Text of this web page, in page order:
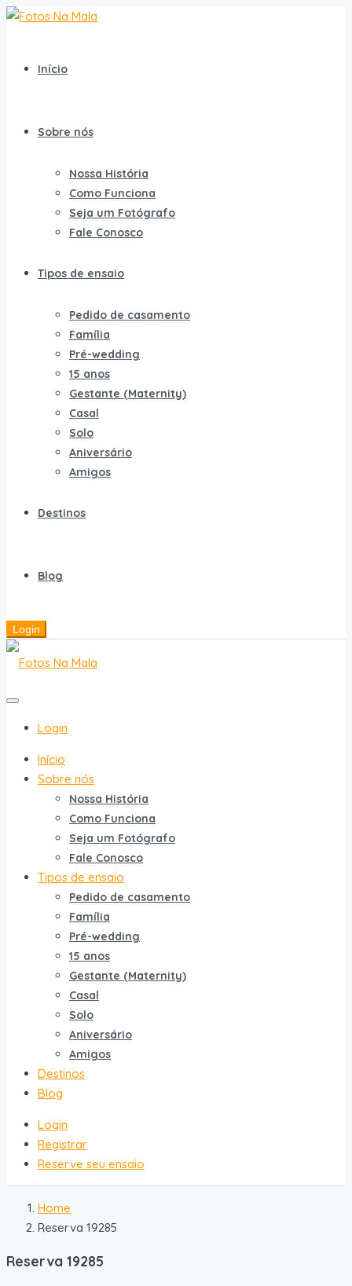
Início
Sobre nós
Nossa História
Como Funciona
Seja um Fotógrafo
Fale Conosco
Tipos de ensaio
Pedido de casamento
Família
Pré-wedding
15 anos
Gestante (Maternity)
Casal
Solo
Aniversário
Amigos
Destinos
Blog
Login
Login
Início
Sobre nós
Nossa História
Como Funciona
Seja um Fotógrafo
Fale Conosco
Tipos de ensaio
Pedido de casamento
Família
Pré-wedding
15 anos
Gestante (Maternity)
Casal
Solo
Aniversário
Amigos
Destinos
Blog
Login
Registrar
Reserve seu ensaio
Home
Reserva 19285
Reserva 19285